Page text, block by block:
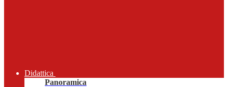
Didattica
Panoramica